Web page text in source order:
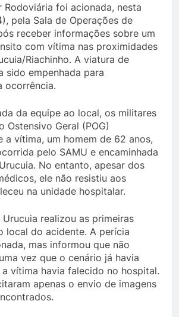
Rodoviária foi acionada, nesta
pela Sala de Operações de
receber informações sobre um
com vítima nas proximidades
Riachinho. A viatura de
sido empenhada para
ocorrência.
da equipe ao local, os militares
Ostensivo Geral (POG)
a vítima, um homem de 62 anos,
pelo SAMU e encaminhada
No entanto, apesar dos
ele não resistiu aos
na unidade hospitalar.
realizou as primeiras
local do acidente. A perícia
mas informou que não
vez que o cenário já havia
vítima havia falecido no hospital.
apenas o envio de imagens